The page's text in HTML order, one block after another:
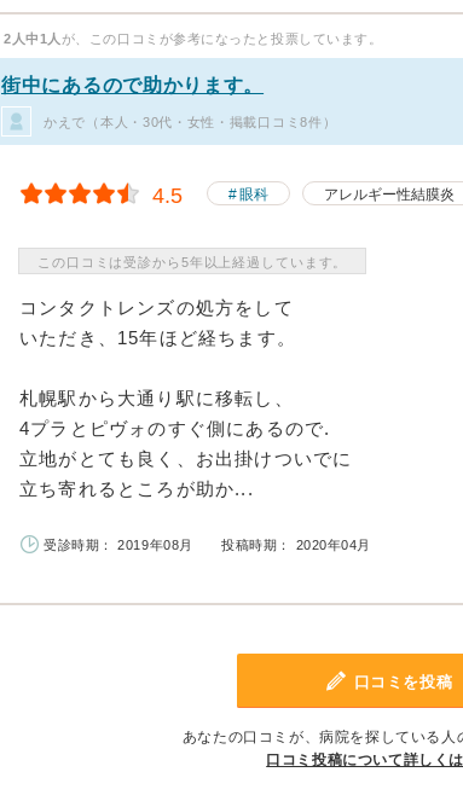
2人中1人 が、この口コミが参考になったと投票しています。
街中にあるので助かります。
かえで（本人・30代・女性・掲載口コミ8件）
4.5 眼科 アレルギー性結膜炎
この口コミは受診から5年以上経過しています。
コンタクトレンズの処方をして
いただき、15年ほど経ちます。
札幌駅から大通り駅に移転し、
4プラとピヴォのすぐ側にあるので.
立地がとても良く、お出掛けついでに
立ち寄れるところが助か...
受診時期： 2019年08月 投稿時期： 2020年04月
口コミを投稿
あなたの口コミが、病院を探している人
口コミ投稿について詳しく